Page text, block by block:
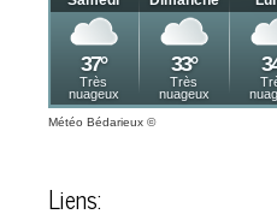
Météo Bédarieux ©
Liens: